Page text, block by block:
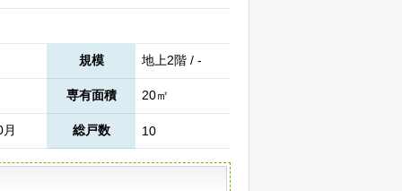
規模 地上2階 / -
専有面積 20㎡
総戸数 10